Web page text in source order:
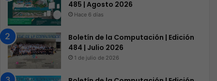
485 | Agosto 2026
Hace 6 días
Boletín de la Computación | Edición
484 | Julio 2026
1 de julio de 2026